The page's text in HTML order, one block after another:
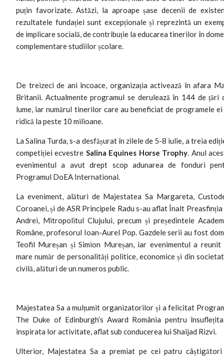
puțin favorizate. Astăzi, la aproape șase decenii de
rezultatele fundației sunt excepționale și reprezintă un
de implicare socială, de contribuție la educarea tinerilor în
complementare studiilor școlare.
De treizeci de ani încoace, organizația activează în afara
Britanii. Actualmente programul se derulează în 144 de țări
lume, iar numărul tinerilor care au beneficiat de programele ei
ridică la peste 10 milioane.
La Salina Turda, s-a desfășurat în zilele de 5-8 iulie, a treia
competiției ecvestre Salina Equines Horse Trophy. Anul
evenimentul a avut drept scop adunarea de fonduri
Programul DoEA International.
La eveniment, alături de Majestatea Sa Margareta,
Coroanei, și de ASR Principele Radu s-au aflat Înalt Preasfinția
Andrei, Mitropolitul Clujului, precum și președintele
Române, profesorul Ioan-Aurel Pop. Gazdele serii au fost
Teofil Mureșan și Simion Mureșan, iar evenimentul a reunit
mare număr de personalități politice, economice și din
civilă, alături de un numeros public.
Majestatea Sa a mulțumit organizatorilor și a felicitat
The Duke of Edinburgh’s Award România pentru
inspirata lor activitate, aflat sub conducerea lui Shaijad Rizvi.
Ulterior, Majestatea Sa a premiat pe cei patru